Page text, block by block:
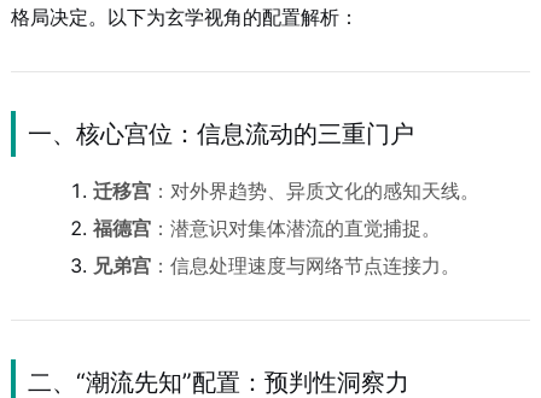
格局决定。以下为玄学视角的配置解析：
一、核心宫位：信息流动的三重门户
迁移宫：对外界趋势、异质文化的感知天线。
福德宫：潜意识对集体潜流的直觉捕捉。
兄弟宫：信息处理速度与网络节点连接力。
二、“潮流先知”配置：预判性洞察力